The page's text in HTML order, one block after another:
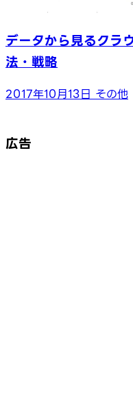
データから見るクラ
法・戦略
2017年10月13日 その他
広告